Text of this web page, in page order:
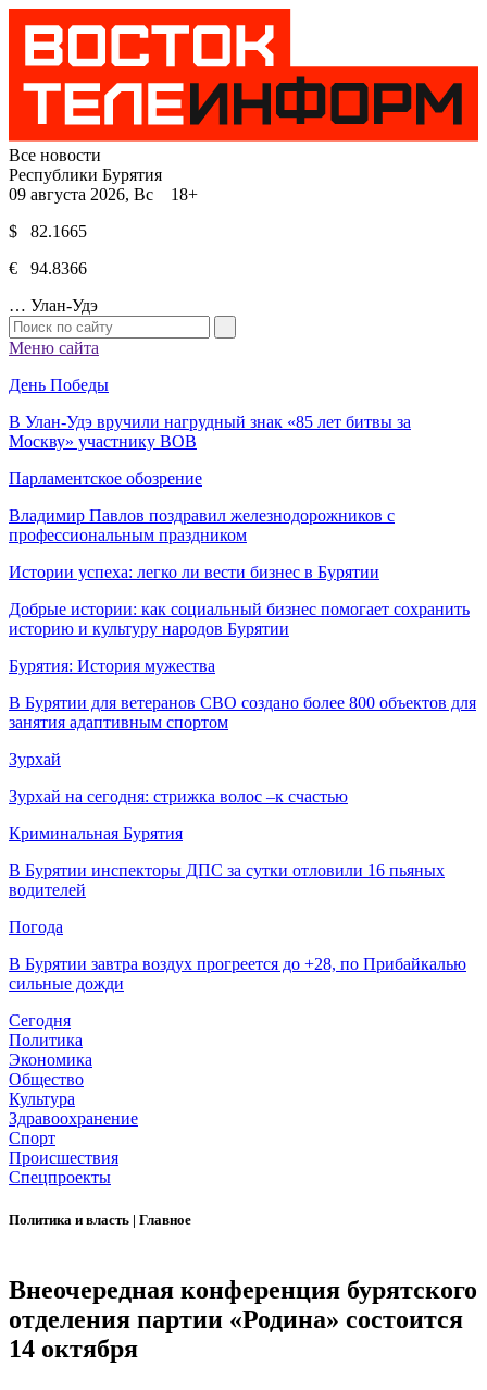
Все новости
Республики Бурятия
09 августа 2026, Вс 18+
$ 82.1665
€ 94.8366
… Улан-Удэ
Меню сайта
День Победы
В Улан-Удэ вручили нагрудный знак «85 лет битвы за
Москву» участнику ВОВ
Парламентское обозрение
Владимир Павлов поздравил железнодорожников с
профессиональным праздником
Истории успеха: легко ли вести бизнес в Бурятии
Добрые истории: как социальный бизнес помогает сохранить
историю и культуру народов Бурятии
Бурятия: История мужества
В Бурятии для ветеранов СВО создано более 800 объектов для
занятия адаптивным спортом
Зурхай
Зурхай на сегодня: стрижка волос –к счастью
Криминальная Бурятия
В Бурятии инспекторы ДПС за сутки отловили 16 пьяных
водителей
Погода
В Бурятии завтра воздух прогреется до +28, по Прибайкалью
сильные дожди
Сегодня
Политика
Экономика
Общество
Культура
Здравоохранение
Спорт
Происшествия
Спецпроекты
Политика и власть | Главное
Внеочередная конференция бурятского
отделения партии «Родина» состоится
14 октября